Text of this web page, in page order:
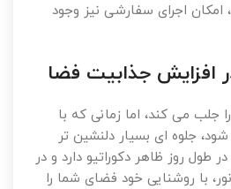
امکان اجرای سفارشی نیز وجود
افزایش جذابیت فضا
جلب می کند، اما زمانی که با
جلوه ای بسیار دلنشین تر
طول روز ظاهر دکوراتیو دارد و در
با روشنایی خود فضای شما را